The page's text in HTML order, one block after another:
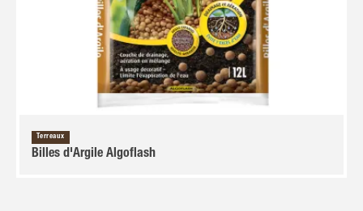
Terreaux
Billes d'Argile Algoflash